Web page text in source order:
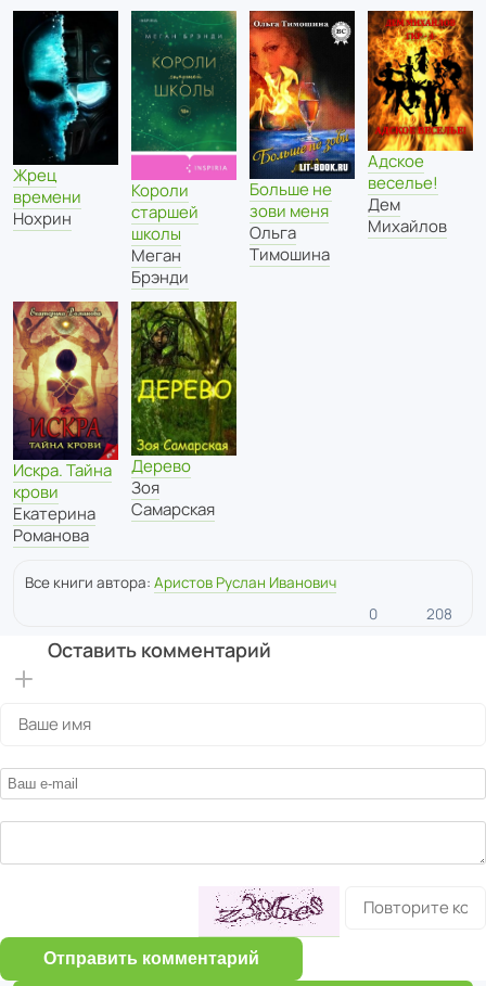
Жрец
времени
Нохрин
Короли
старшей
школы
Меган
Брэнди
Больше не
зови меня
Ольга
Тимошина
Адское
веселье!
Дем
Михайлов
Искра. Тайна
крови
Екатерина
Романова
Дерево
Зоя
Самарская
Все книги автора: Аристов Руслан Иванович
0
208
Оставить комментарий
Отправить комментарий